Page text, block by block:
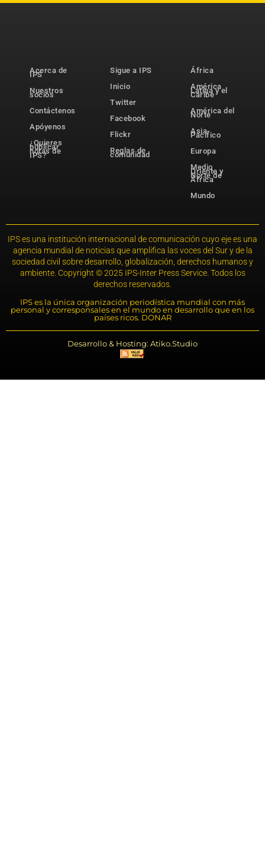
Acerca de
IPS
Nuestros
socios
Contáctenos
Apóyenos
¿Quieres
publicar
notas de
IPS?
Sigue a IPS
Inicio
Twitter
Facebook
Flickr
Reglas de
comunidad
África
América
Latina y el
Caribe
América del
Norte
Asia-
Pacífico
Europa
Medio
Oriente y
Norte de
África
Mundo
IPS es una institución internacional de comunicación cuyo eje es una
agencia mundial de noticias que amplifica las voces del Sur y de la
sociedad civil sobre desarrollo, globalización, derechos humanos y
ambiente. Copyright © 2025 IPS-Inter Press Service. Todos los
derechos reservados.
IPS es la única organización periodística mundial con más
personal y corresponsales en el mundo en desarrollo que en los
países ricos. DONAR
Desarrollo & Hosting: Atiko.Studio